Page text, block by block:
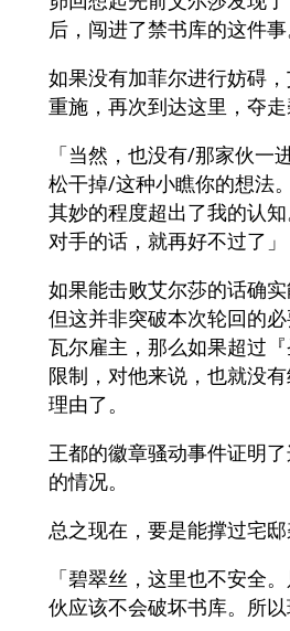
后，闯进了禁书库的这件事
如果没有加菲尔进行妨碍
重施，再次到达这里，夺走
「当然，也没有/那家伙一
松干掉/这种小瞧你的想法
其妙的程度超出了我的认
对手的话，就再好不过了」
如果能击败艾尔莎的话确
但这并非突破本次轮回的
瓦尔雇主，那么如果超过
限制，对他来说，也就没
理由了。
王都的徽章骚动事件证明
的情况。
总之现在，要是能撑过宅
「碧翠丝，这里也不安全
伙应该不会破坏书库。所